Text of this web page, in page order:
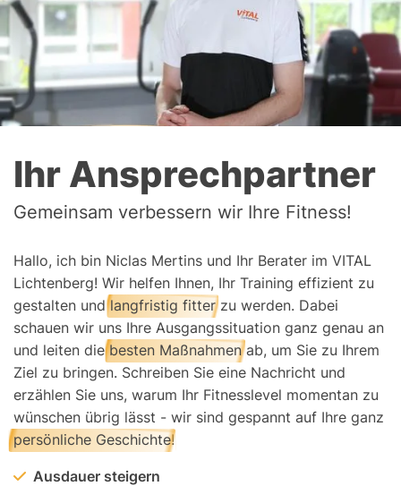
Ihr Ansprechpartner
Gemeinsam verbessern wir Ihre Fitness!
Hallo, ich bin Niclas Mertins und Ihr Berater im VITAL
Lichtenberg! Wir helfen Ihnen, Ihr Training effizient zu
gestalten undlangfristig fitterzu werden. Dabei
schauen wir uns Ihre Ausgangssituation ganz genau an
und leiten diebesten Maßnahmenab, um Sie zu Ihrem
Ziel zu bringen. Schreiben Sie eine Nachricht und
erzählen Sie uns, warum Ihr Fitnesslevel momentan zu
wünschen übrig lässt - wir sind gespannt auf Ihre ganz
persönliche Geschichte!
Ausdauer steigern